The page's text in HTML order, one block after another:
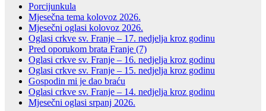
Porcijunkula
Mjesečna tema kolovoz 2026.
Mjesečni oglasi kolovoz 2026.
Oglasi crkve sv. Franje – 17. nedjelja kroz godinu
Pred oporukom brata Franje (7)
Oglasi crkve sv. Franje – 16. nedjelja kroz godinu
Oglasi crkve sv. Franje – 15. nedjelja kroz godinu
Gospodin mi je dao braću
Oglasi crkve sv. Franje – 14. nedjelja kroz godinu
Mjesečni oglasi srpanj 2026.